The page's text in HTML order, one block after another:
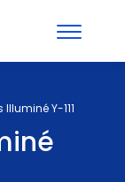
Illuminé Y-111